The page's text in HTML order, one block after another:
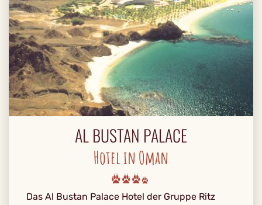
AL BUSTAN PALACE
Hotel in Oman
Das Al Bustan Palace Hotel der Gruppe Ritz